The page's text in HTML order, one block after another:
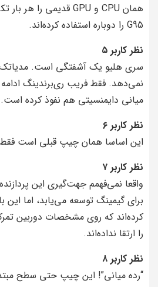
G95 را دوباره استفاده کرده‌اند.
نظر کاربر ۵
سری هلیو یک آشفتگی است. مدیاتک
نمی‌دهد. فقط فریب ری‌برندینگ
میانی دایمنسیتی هم نفوذ کرده است.
نظر کاربر ۶
این اساسا همان چیپ قبلی است فقط
نظر کاربر ۷
برای گیمینگ توسعه می‌یابد، اما
کرده‌اند که روی مشخصات دوربین
را ارتقا نداده‌اند.
نظر کاربر ۸
“رده میانی”! این چیپ حتی سطح